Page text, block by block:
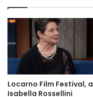
Locarno Film Festival, a
Isabella Rossellini